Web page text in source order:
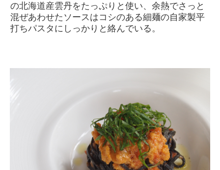
の北海道産雲丹をたっぷりと使い、余熱でさっと
混ぜあわせたソースはコシのある細麺の自家製平
打ちパスタにしっかりと絡んでいる。